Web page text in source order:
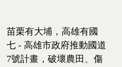
苗栗有大埔，高雄有國
七 - 高雄市政府推動國道
7號計畫，破壞農田、傷